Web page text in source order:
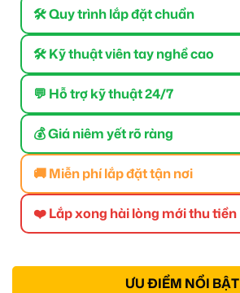
🛠 Quy trình lắp đặt chuẩn
🛠 Kỹ thuật viên tay nghề cao
💬 Hỗ trợ kỹ thuật 24/7
💰 Giá niêm yết rõ ràng
🚚 Miễn phí lắp đặt tận nơi
❤️ Lắp xong hài lòng mới thu tiền
ƯU ĐIỂM NỔI BẬT